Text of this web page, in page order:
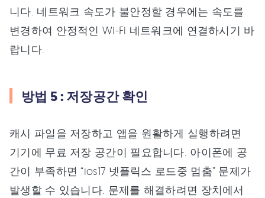
니다. 네트워크 속도가 불안정할 경우에는 속도를
변경하여 안정적인 Wi-Fi 네트워크에 연결하시기 바
랍니다.
방법 5 : 저장공간 확인
캐시 파일을 저장하고 앱을 원활하게 실행하려면
기기에 무료 저장 공간이 필요합니다. 아이폰에 공
간이 부족하면 “ios17 넷플릭스 로드중 멈춤” 문제가
발생할 수 있습니다. 문제를 해결하려면 장치에서